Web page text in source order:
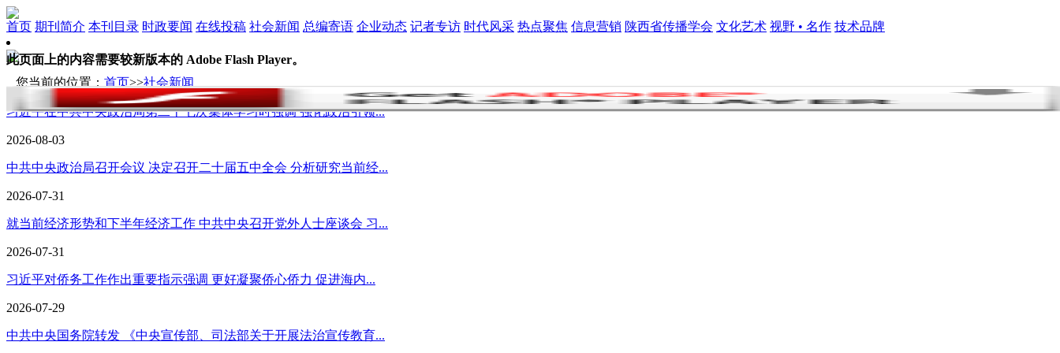
首页 期刊简介 本刊目录 时政要闻 在线投稿 社会新闻 总编寄语 企业动态 记者专访 时代风采 热点聚焦 信息营销 陕西省传播学会 文化艺术 视野 • 名作 技术品牌
此页面上的内容需要较新版本的 Adobe Flash Player。
您当前的位置： 首页>>社会新闻
习近平在中共中央政治局第二十七次集体学习时强调 强化政治引领...
2026-08-03
中共中央政治局召开会议 决定召开二十届五中全会 分析研究当前经...
2026-07-31
就当前经济形势和下半年经济工作 中共中央召开党外人士座谈会 习...
2026-07-31
习近平对侨务工作作出重要指示强调 更好凝聚侨心侨力 促进海内...
2026-07-29
中共中央国务院转发 《中央宣传部、司法部关于开展法治宣传教育...